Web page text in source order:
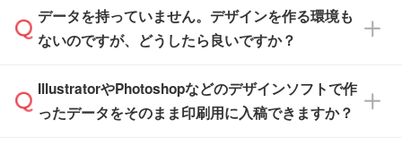
ル」に注文予定日をご入力いただくと、おおよ
その締切日や出荷目安をご確認いただけます。
品が決まりましたらお早めのご発注をお願いい
たします。
品ページにてご確認ください
す。(透明袋、デザイン袋など)
【個包装なし】 個包装がされていない状態で
※化粧箱から白箱への入れ替えや、オリジナル
箱の作成は原則承っておりません。
データを持っていません。デザインを作る環境も
ないのですが、どうしたら良いですか？
無料の「デザインシミュレーター」を使えば、
PCやスマホから簡単にデザインを作成できま
IllustratorやPhotoshopなどのデザインソフトで作
ったデータをそのまま印刷用に入稿できますか？